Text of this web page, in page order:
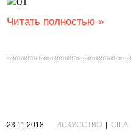
Читать полностью »
23.11.2018 ИСКУССТВО |США